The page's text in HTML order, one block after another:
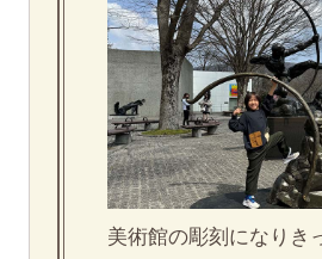
美術館の彫刻になりき